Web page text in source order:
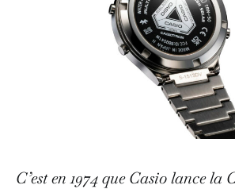
C’est en 1974 que Casio lance la